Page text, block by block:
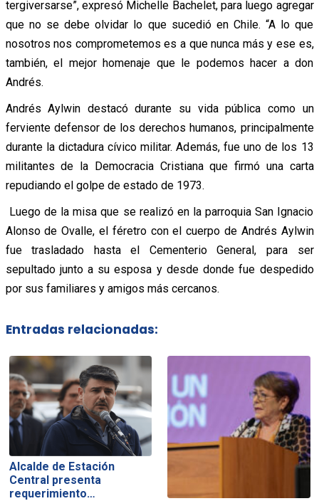
tergiversarse”, expresó Michelle Bachelet, para luego agregar
que no se debe olvidar lo que sucedió en Chile. “A lo que
nosotros nos comprometemos es a que nunca más y ese es,
también, el mejor homenaje que le podemos hacer a don
Andrés.
Andrés Aylwin destacó durante su vida pública como un
ferviente defensor de los derechos humanos, principalmente
durante la dictadura cívico militar. Además, fue uno de los 13
militantes de la Democracia Cristiana que firmó una carta
repudiando el golpe de estado de 1973.
Luego de la misa que se realizó en la parroquia San Ignacio
Alonso de Ovalle, el féretro con el cuerpo de Andrés Aylwin
fue trasladado hasta el Cementerio General, para ser
sepultado junto a su esposa y desde donde fue despedido
por sus familiares y amigos más cercanos.
Entradas relacionadas:
Alcalde de Estación
Central presenta
requerimiento…